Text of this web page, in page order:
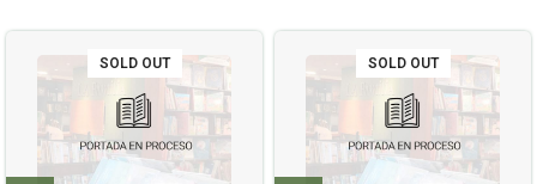
SOLD OUT SOLD OUT